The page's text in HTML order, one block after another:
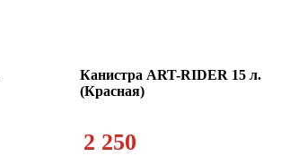
Канистра ART-RIDER 15 л.
(Красная)
2 250